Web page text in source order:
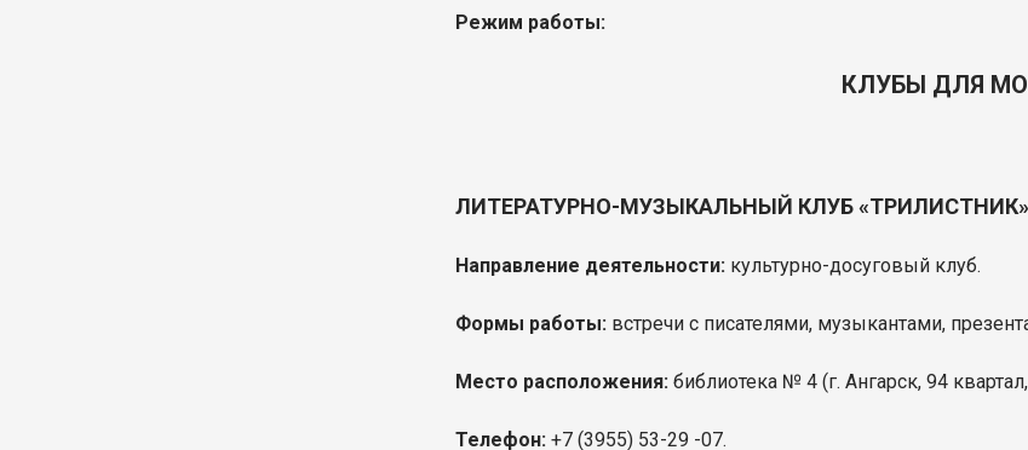
Режим работы:
КЛУБЫ ДЛЯ
ЛИТЕРАТУРНО-МУЗЫКАЛЬНЫЙ КЛУБ «ТРИЛИСТНИК»
Направление деятельности: культурно-досуговый клуб.
Формы работы: встречи с писателями, музыкантами,
Место расположения: библиотека № 4 (г. Ангарск, 94
Телефон: +7 (3955) 53-29 -07.